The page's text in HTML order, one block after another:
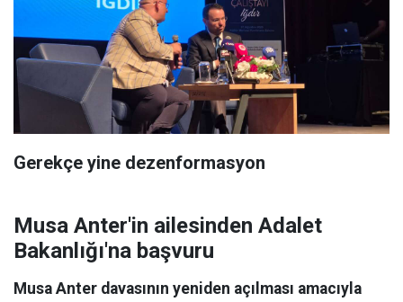
Gerekçe yine dezenformasyon
Musa Anter'in ailesinden Adalet
Bakanlığı'na başvuru
Musa Anter davasının yeniden açılması amacıyla